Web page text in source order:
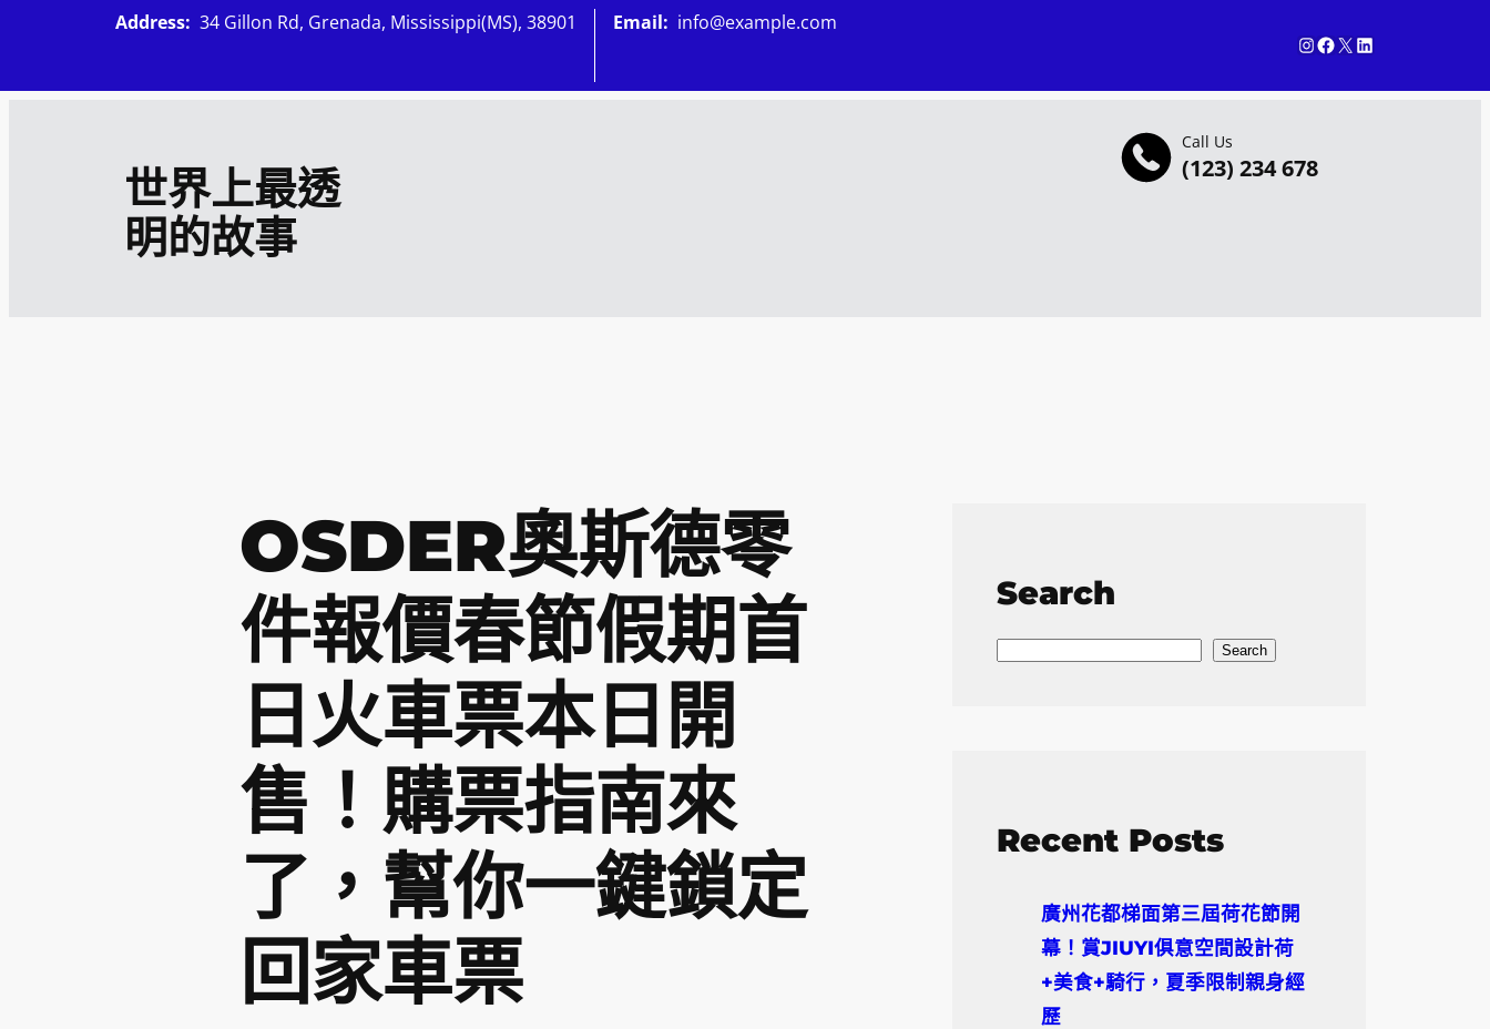
主
世界上最透
明的故事
Call Us
(123) 234 678
Address: 34 Gillon Rd, Grenada, Mississippi(MS), 38901 Email: info@example.com
InstagramFacebook X LinkedIn
OSDER奧斯德零
件報價春節假期首
日火車票本日開
售！購票指南來
了，幫你一鍵鎖定
回家車票
Search
S
h
Search
Recent Posts
廣州花都梯面第三屆荷花節開
幕！賞JIUYI俱意空間設計荷
+美食+騎行，夏季限制親身經
歷